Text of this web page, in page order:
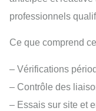
professionnels
Ce que comprend
– Vérifications
– Contrôle des
– Essais sur site et